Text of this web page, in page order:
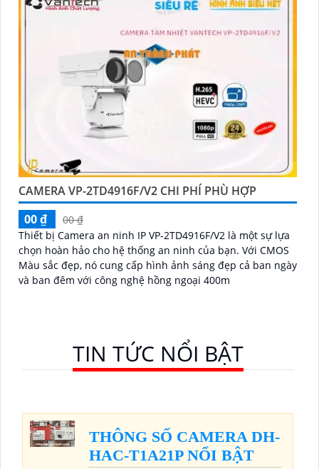
CAMERA VP-2TD4916F/V2 CHI PHÍ PHÙ HỢP
00 ₫
00 ₫
Thiết bị Camera an ninh IP VP-2TD4916F/V2 là một sự lựa
chọn hoàn hảo cho hệ thống an ninh của bạn. Với CMOS
Màu sắc đẹp, nó cung cấp hình ảnh sáng đẹp cả ban ngày
và ban đêm với công nghệ hồng ngoại 400m
TIN TỨC NỔI BẬT
THÔNG SỐ CAMERA DH-
HAC-T1A21P NỔI BẬT